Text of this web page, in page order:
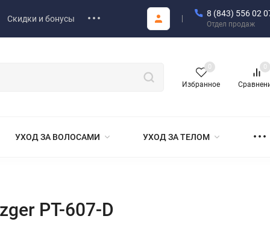
Скидки и бонусы
8 (843) 556 02
Отдел продаж
Избранное
0 0
УХОД ЗА ВОЛОСАМИ УХОД ЗА ТЕЛОМ
РТ-607-D